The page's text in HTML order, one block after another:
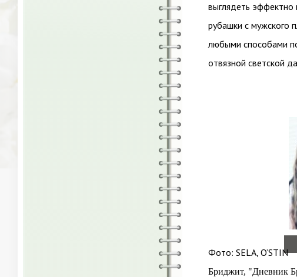
выглядеть
рубашки с мужского
любыми способами
отвязной светской
Фото: SELA, O’STIN
Бриджит, "Дневник